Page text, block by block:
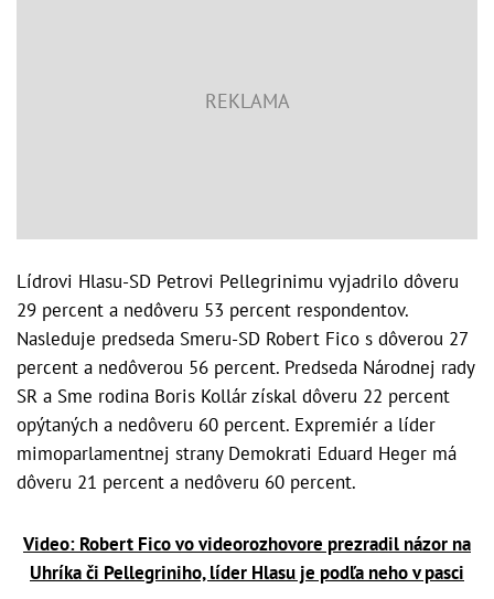
Lídrovi Hlasu-SD Petrovi Pellegrinimu vyjadrilo dôveru
29 percent a nedôveru 53 percent respondentov.
Nasleduje predseda Smeru-SD Robert Fico s dôverou 27
percent a nedôverou 56 percent. Predseda Národnej rady
SR a Sme rodina Boris Kollár získal dôveru 22 percent
opýtaných a nedôveru 60 percent. Expremiér a líder
mimoparlamentnej strany Demokrati Eduard Heger má
dôveru 21 percent a nedôveru 60 percent.
Video: Robert Fico vo videorozhovore prezradil názor na
Uhríka či Pellegriniho, líder Hlasu je podľa neho v pasci